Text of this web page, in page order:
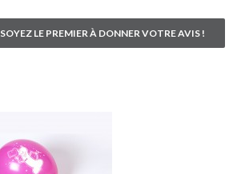
SOYEZ LE PREMIER À DONNER VOTRE AVIS !